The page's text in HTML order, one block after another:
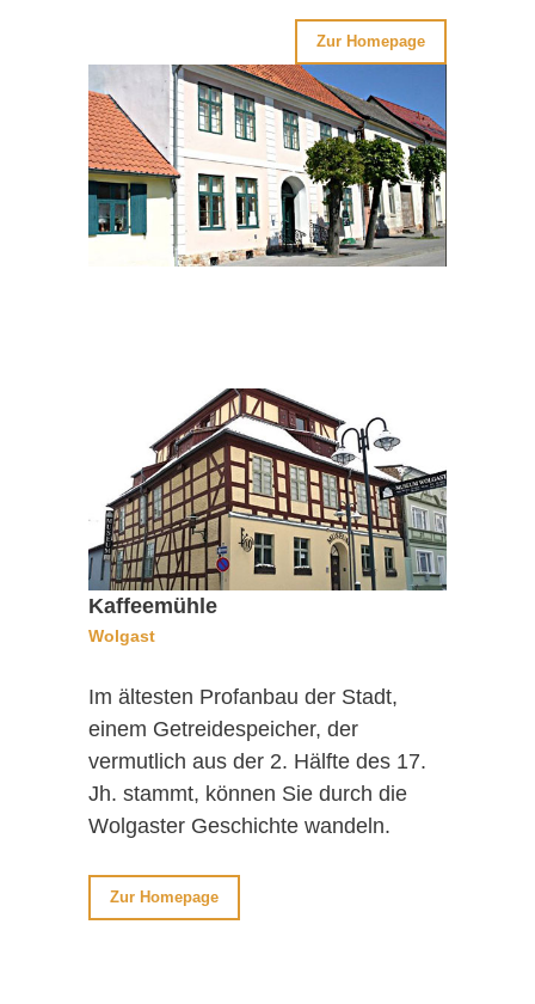
Zur Homepage
Kaffeemühle
Wolgast
Im ältesten Profanbau der Stadt,
einem Getreidespeicher, der
vermutlich aus der 2. Hälfte des 17.
Jh. stammt, können Sie durch die
Wolgaster Geschichte wandeln.
Zur Homepage